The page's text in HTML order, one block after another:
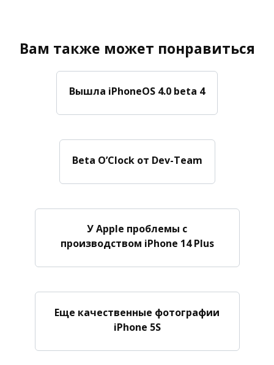
Вам также может понравиться
Вышла iPhoneOS 4.0 beta 4
Beta O’Clock от Dev-Team
У Apple проблемы с
производством iPhone 14 Plus
Еще качественные фотографии
iPhone 5S